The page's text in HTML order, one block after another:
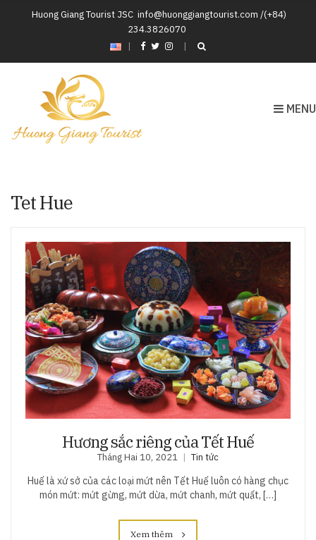
Huong Giang Tourist JSC info@huonggiangtourist.com /(+84)
234.3826070
|
MENU
Tet Hue
Hương sắc riêng của Tết Huế
Tháng Hai 10, 2021 Tin tức
Huế là xứ sở của các loại mứt nên Tết Huế luôn có hàng chục
món mứt: mứt gừng, mứt dừa, mứt chanh, mứt quất, […]
Xem thêm